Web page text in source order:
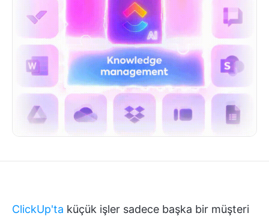
ClickUp'ta küçük işler sadece başka bir müşteri